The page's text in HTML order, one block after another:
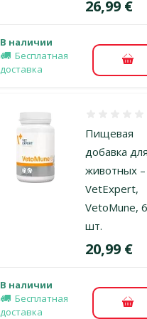
Цена
26,99 €
В наличии
Бесплатная
доставка
В
Пищевая
добавка
животных –
VetExpert,
VetoMune,
шт.
Цена
20,99 €
В наличии
Бесплатная
доставка
В